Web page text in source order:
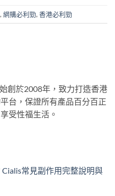
, 網購必利勁, 香港必利勁
始創於2008年，致力打造香港
台，保證所有產品百分百正
受性福生活。
常見副作用完整說明與